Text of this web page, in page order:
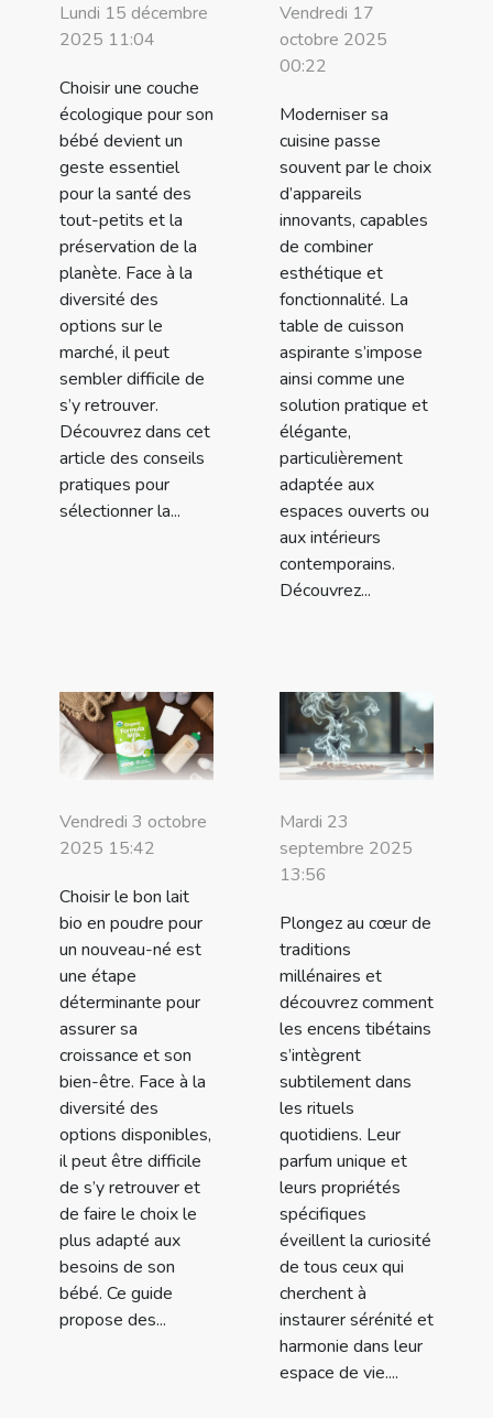
Lundi 15 décembre
2025 11:04
Choisir une couche
écologique pour son
bébé devient un
geste essentiel
pour la santé des
tout-petits et la
préservation de la
planète. Face à la
diversité des
options sur le
marché, il peut
sembler difficile de
s’y retrouver.
Découvrez dans cet
article des conseils
pratiques pour
sélectionner la...
Vendredi 17
octobre 2025
00:22
Moderniser sa
cuisine passe
souvent par le choix
d’appareils
innovants, capables
de combiner
esthétique et
fonctionnalité. La
table de cuisson
aspirante s’impose
ainsi comme une
solution pratique et
élégante,
particulièrement
adaptée aux
espaces ouverts ou
aux intérieurs
contemporains.
Découvrez...
Vendredi 3 octobre
2025 15:42
Choisir le bon lait
bio en poudre pour
un nouveau-né est
une étape
déterminante pour
assurer sa
croissance et son
bien-être. Face à la
diversité des
options disponibles,
il peut être difficile
de s’y retrouver et
de faire le choix le
plus adapté aux
besoins de son
bébé. Ce guide
propose des...
Mardi 23
septembre 2025
13:56
Plongez au cœur de
traditions
millénaires et
découvrez comment
les encens tibétains
s’intègrent
subtilement dans
les rituels
quotidiens. Leur
parfum unique et
leurs propriétés
spécifiques
éveillent la curiosité
de tous ceux qui
cherchent à
instaurer sérénité et
harmonie dans leur
espace de vie....